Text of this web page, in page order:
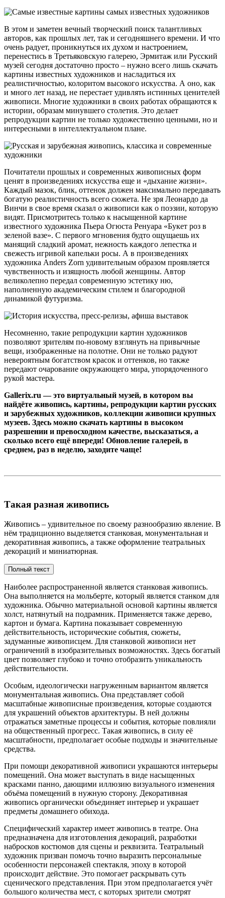
В этом и заметен вечный творческий поиск талантливых
авторов, как прошлых лет, так и сегодняшнего времени. И что
очень радует, проникнуться их духом и настроением,
перенестись в Третьяковскую галерею, Эрмитаж или Русский
музей сегодня достаточно просто – нужно всего лишь скачать
картины известных художников и насладиться их
реалистичностью, колоритом высокого искусства. А оно, как
и много лет назад, не перестает удивлять истинных ценителей
живописи. Многие художники в своих работах обращаются к
истории, образам минувшего столетия. Это делает
репродукции картин не только художественно ценными, но и
интересными в интеллектуальном плане.
Почитатели прошлых и современных живописных форм
ценят в произведениях искусства еще и «дыхание жизни».
Каждый мазок, блик, оттенок должен максимально передавать
богатую реалистичность всего сюжета. Не зря Леонардо да
Винчи в свое время сказал о живописи как о поэзии, которую
видят. Присмотритесь только к насыщенной картине
известного художника Пьера Огюста Ренуара «Букет роз в
зеленой вазе». С первого мгновения будто ощущаешь их
манящий сладкий аромат, нежность каждого лепестка и
свежесть игривой капельки росы. А в произведениях
художника Anders Zorn удивительным образом проявляется
чувственность и изящность любой женщины. Автор
великолепно передал современную эстетику ню,
наполненную академическим стилем и благородной
динамикой футуризма.
Несомненно, такие репродукции картин художников
позволяют зрителям по-новому взглянуть на привычные
вещи, изображенные на полотне. Они не только радуют
невероятным богатством красок и оттенков, но также
передают очарование окружающего мира, упорядоченного
рукой мастера.
Gallerix.ru — это виртуальный музей, в котором вы
найдёте живопись, картины, репродукции картин русских
и зарубежных художников, коллекции живописи крупных
музеев. Здесь можно скачать картины в высоком
разрешении и превосходном качестве, высказаться, а
сколько всего ещё впереди! Обновление галерей, в
среднем, раз в неделю, заходите чаще!
Такая разная живопись
Живопись – удивительное по своему разнообразию явление. В
нём традиционно выделяется станковая, монументальная и
декоративная живопись, а также оформление театральных
декораций и миниатюрная.
Полный текст
Наиболее распространенной является станковая живопись.
Она выполняется на мольберте, который является станком для
художника. Обычно материальной основой картины является
холст, натянутый на подрамник. Применяется также дерево,
картон и бумага. Картина показывает современную
действительность, исторические события, сюжеты,
задуманные живописцем. Для станковой живописи нет
ограничений в изобразительных возможностях. Здесь богатый
цвет позволяет глубоко и точно отобразить уникальность
действительности.
Особым, идеологически нагруженным вариантом является
монументальная живопись. Она представляет собой
масштабные живописные произведения, которые создаются
для украшений объектов архитектуры. В ней должны
отражаться заметные процессы и события, которые повлияли
на общественный прогресс. Такая живопись, в силу её
масштабности, предполагает особые подходы и значительные
средства.
При помощи декоративной живописи украшаются интерьеры
помещений. Она может выступать в виде насыщенных
красками панно, дающими иллюзию визуального изменения
объёма помещений в нужную сторону. Декоративная
живопись органически объединяет интерьер и украшает
предметы домашнего обихода.
Специфический характер имеет живопись в театре. Она
предназначена для изготовления декораций, разработки
набросков костюмов для сцены и реквизита. Театральный
художник призван помочь точно выразить персональные
особенности персонажей спектакля, эпоху в которой
происходит действие. Это помогает раскрывать суть
сценического представления. При этом предполагается учёт
большого количества мест, с которых зрители смотрят